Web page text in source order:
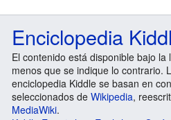
Enciclopedia
El contenido está disponible bajo la
menos que se indique lo contrario.
enciclopedia Kiddle se basan en
seleccionados de Wikipedia,
MediaWiki.